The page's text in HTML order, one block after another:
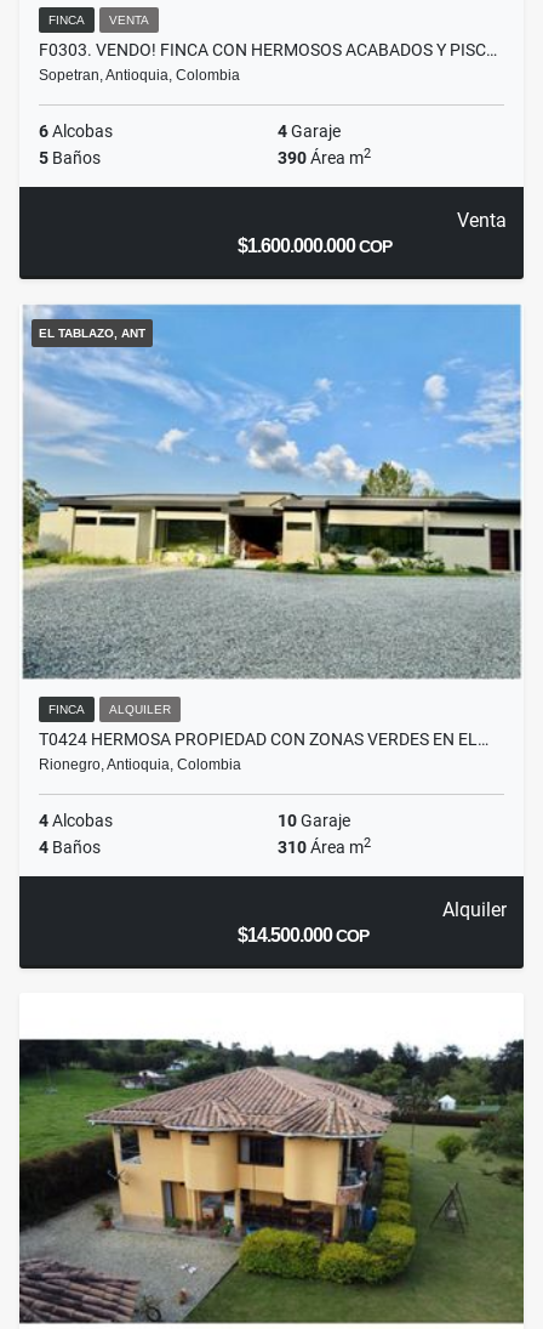
FINCA VENTA
F0303. VENDO! FINCA CON HERMOSOS ACABADOS Y PISC…
Sopetran, Antioquia, Colombia
6Alcobas 4Garaje
5 Baños 390Área m2
Venta
$1.600.000.000COP
EL TABLAZO, ANT
FINCA ALQUILER
T0424 HERMOSA PROPIEDAD CON ZONAS VERDES EN EL…
Rionegro, Antioquia, Colombia
4Alcobas 10Garaje
4 Baños 310Área m2
Alquiler
$14.500.000COP